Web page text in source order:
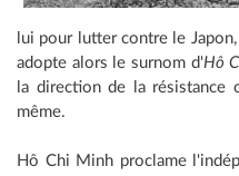
lui pour lutter contre le
adopte alors le surnom d'Hô
la direction de la résistance
même.
Hô Chi Minh proclame